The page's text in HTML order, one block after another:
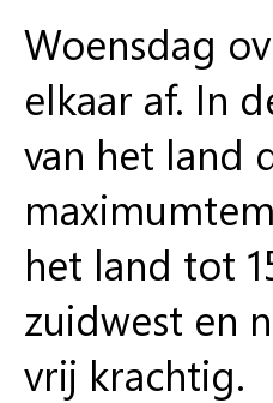
Woensdag
elkaar af. In
van het land
het land tot
zuidwest en
vrij krachtig.